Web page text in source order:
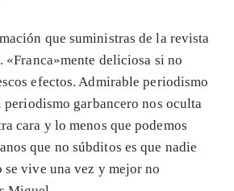
que suministras de la revista
«Franca»mente deliciosa si no
efectos. Admirable periodismo
periodismo garbancero nos oculta
cara y lo menos que podemos
que no súbditos es que nadie
se vive una vez y mejor no